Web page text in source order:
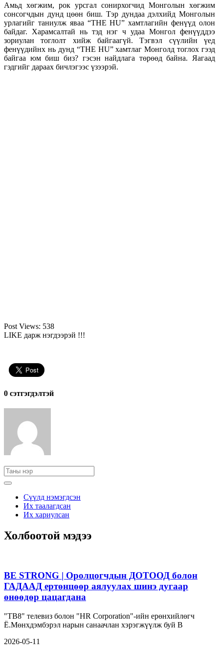
Амьд хөгжим, рок урсгал сонирхогчид Монголын хөгжим
сонсогчдын дунд цөөн биш. Тэр дундаа дэлхийд Монголын
урлагийг таниулж яваа “THE HU” хамтлагийн фенүүд олон
байдаг. Харамсалтай нь тэд нэг ч удаа Монгол фенүүддээ
зориулан тоглолт хийж байгаагүй. Тэгвэл сүүлийн үед
фенүүдийнх нь дунд “THE HU” хамтлаг Монголд тоглох гээд
байгаа юм биш биз? гэсэн найдлага төрөөд байна. Яагаад
гэдгийг дараах бичлэгээс үзээрэй.
Post Views: 538
LIKE дарж нэгдээрэй !!!
0 cэтгэгдэлтэй
Сүүлд нэмэгдсэн
Их таалагдсан
Их хариулсан
Холбоотой мэдээ
BE STRONG | Оролцогчдын ДОТООД болон
ГАДААД ертөнцөөр аялуулах шинэ дугаар
өнөөдөр цацагдана
"ТВ8" телевиз болон "HR Corporation"-ийн ерөнхийлөгч
Ё.Мөнхдэмбэрэл нарын санаачлан хэрэгжүүлж буй B
2026-05-11